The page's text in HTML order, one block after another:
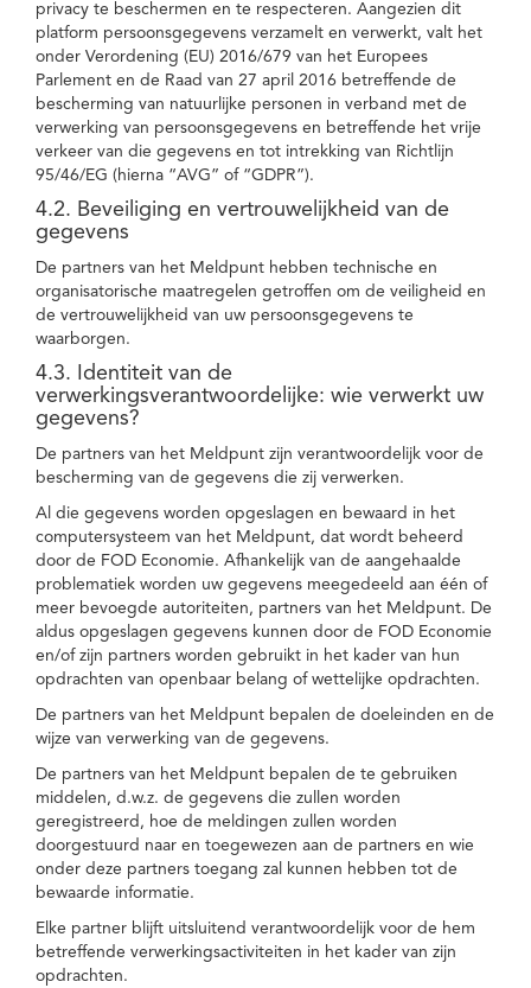
privacy te beschermen en te respecteren. Aangezien dit
platform persoonsgegevens verzamelt en verwerkt, valt het
onder Verordening (EU) 2016/679 van het Europees
Parlement en de Raad van 27 april 2016 betreffende de
bescherming van natuurlijke personen in verband met de
verwerking van persoonsgegevens en betreffende het vrije
verkeer van die gegevens en tot intrekking van Richtlijn
95/46/EG (hierna “AVG” of “GDPR”).
4.2. Beveiliging en vertrouwelijkheid van de
gegevens
De partners van het Meldpunt hebben technische en
organisatorische maatregelen getroffen om de veiligheid en
de vertrouwelijkheid van uw persoonsgegevens te
waarborgen.
4.3. Identiteit van de
verwerkingsverantwoordelijke: wie verwerkt uw
gegevens?
De partners van het Meldpunt zijn verantwoordelijk voor de
bescherming van de gegevens die zij verwerken.
Al die gegevens worden opgeslagen en bewaard in het
computersysteem van het Meldpunt, dat wordt beheerd
door de FOD Economie. Afhankelijk van de aangehaalde
problematiek worden uw gegevens meegedeeld aan één of
meer bevoegde autoriteiten, partners van het Meldpunt. De
aldus opgeslagen gegevens kunnen door de FOD Economie
en/of zijn partners worden gebruikt in het kader van hun
opdrachten van openbaar belang of wettelijke opdrachten.
De partners van het Meldpunt bepalen de doeleinden en de
wijze van verwerking van de gegevens.
De partners van het Meldpunt bepalen de te gebruiken
middelen, d.w.z. de gegevens die zullen worden
geregistreerd, hoe de meldingen zullen worden
doorgestuurd naar en toegewezen aan de partners en wie
onder deze partners toegang zal kunnen hebben tot de
bewaarde informatie.
Elke partner blijft uitsluitend verantwoordelijk voor de hem
betreffende verwerkingsactiviteiten in het kader van zijn
opdrachten.